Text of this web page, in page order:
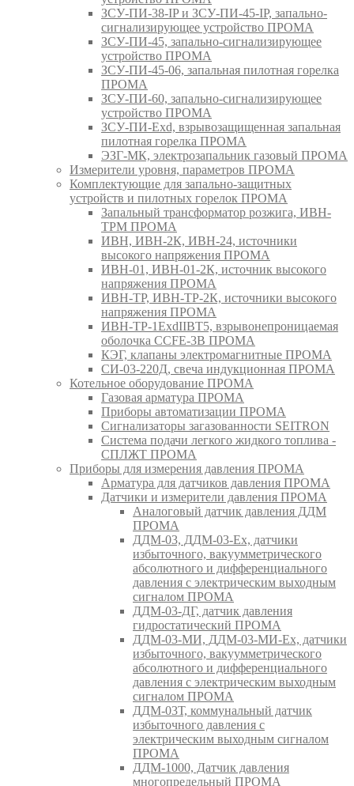
ЗСУ-ПИ-38-IP и ЗСУ-ПИ-45-IP, запально-
сигнализирующее устройство ПРОМА
ЗСУ-ПИ-45, запально-сигнализирующее
устройство ПРОМА
ЗСУ-ПИ-45-06, запальная пилотная горелка
ПРОМА
ЗСУ-ПИ-60, запально-сигнализирующее
устройство ПРОМА
ЗСУ-ПИ-Exd, взрывозащищенная запальная
пилотная горелка ПРОМА
ЭЗГ-МК, электрозапальник газовый ПРОМА
Измерители уровня, параметров ПРОМА
Комплектующие для запально-защитных
устройств и пилотных горелок ПРОМА
Запальный трансформатор розжига, ИВН-
ТРМ ПРОМА
ИВН, ИВН-2К, ИВН-24, источники
высокого напряжения ПРОМА
ИВН-01, ИВН-01-2К, источник высокого
напряжения ПРОМА
ИВН-ТР, ИВН-ТР-2К, источники высокого
напряжения ПРОМА
ИВН-ТР-1ExdIIBT5, взрывонепроницаемая
оболочка CCFE-3B ПРОМА
КЭГ, клапаны электромагнитные ПРОМА
СИ-03-220Д, свеча индукционная ПРОМА
Котельное оборудование ПРОМА
Газовая арматура ПРОМА
Приборы автоматизации ПРОМА
Сигнализаторы загазованности SEITRON
Система подачи легкого жидкого топлива -
СПЛЖТ ПРОМА
Приборы для измерения давления ПРОМА
Арматура для датчиков давления ПРОМА
Датчики и измерители давления ПРОМА
Аналоговый датчик давления ДДМ
ПРОМА
ДДМ-03, ДДМ-03-Ех, датчики
избыточного, вакуумметрического
абсолютного и дифференциального
давления с электрическим выходным
сигналом ПРОМА
ДДМ-03-ДГ, датчик давления
гидростатический ПРОМА
ДДМ-03-МИ, ДДМ-03-МИ-Ех, датчики
избыточного, вакуумметрического
абсолютного и дифференциального
давления с электрическим выходным
сигналом ПРОМА
ДДМ-03Т, коммунальный датчик
избыточного давления с
электрическим выходным сигналом
ПРОМА
ДДМ-1000, Датчик давления
многопредельный ПРОМА